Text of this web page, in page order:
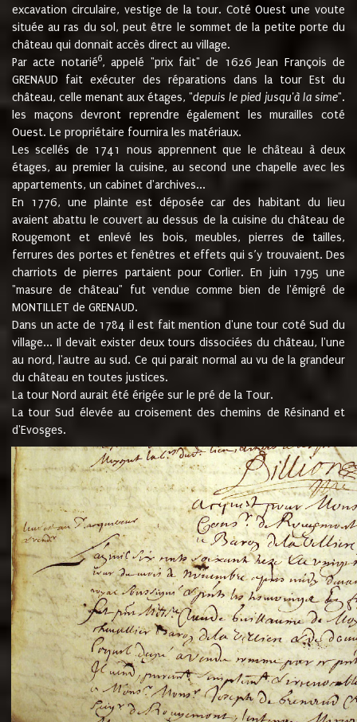
excavation circulaire, vestige de la tour. Coté Ouest une voute
située au ras du sol, peut être le sommet de la petite porte du
château qui donnait accès direct au village.
Par acte notarié6, appelé "prix fait" de 1626 Jean François de
GRENAUD fait exécuter des réparations dans la tour Est du
château, celle menant aux étages, "depuis le pied jusqu'à la sime".
les maçons devront reprendre également les murailles coté
Ouest. Le propriétaire fournira les matériaux.
Les scellés de 1741 nous apprennent que le château à deux
étages, au premier la cuisine, au second une chapelle avec les
appartements, un cabinet d'archives...
En 1776, une plainte est déposée car des habitant du lieu
avaient abattu le couvert au dessus de la cuisine du château de
Rougemont et enlevé les bois, meubles, pierres de tailles,
ferrures des portes et fenêtres et effets qui s’y trouvaient. Des
charriots de pierres partaient pour Corlier. En juin 1795 une
"masure de château" fut vendue comme bien de l'émigré de
MONTILLET de GRENAUD.
Dans un acte de 1784 il est fait mention d'une tour coté Sud du
village... Il devait exister deux tours dissociées du château, l'une
au nord, l'autre au sud. Ce qui parait normal au vu de la grandeur
du château en toutes justices.
La tour Nord aurait été érigée sur le pré de la Tour.
La tour Sud élevée au croisement des chemins de Résinand et
d'Evosges.